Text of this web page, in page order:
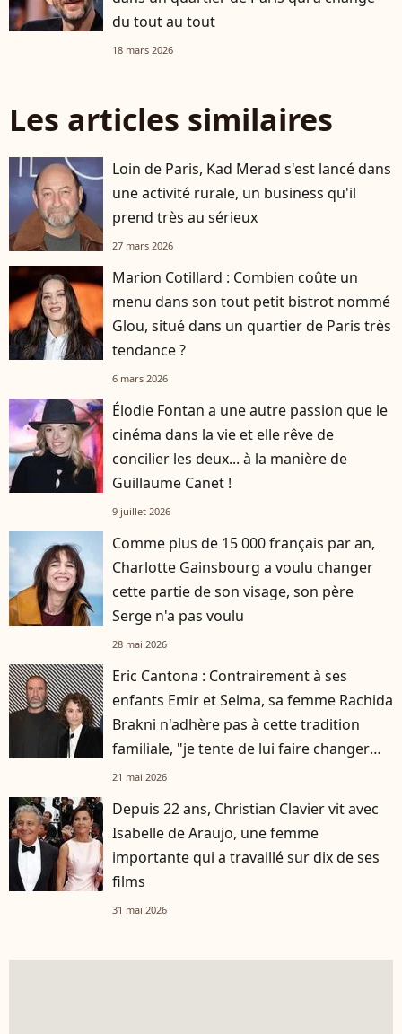
du tout au tout
18 mars 2026
Les articles similaires
Loin de Paris, Kad Merad s'est lancé dans
une activité rurale, un business qu'il
prend très au sérieux
27 mars 2026
Marion Cotillard : Combien coûte un
menu dans son tout petit bistrot nommé
Glou, situé dans un quartier de Paris très
tendance ?
6 mars 2026
Élodie Fontan a une autre passion que le
cinéma dans la vie et elle rêve de
concilier les deux... à la manière de
Guillaume Canet !
9 juillet 2026
Comme plus de 15 000 français par an,
Charlotte Gainsbourg a voulu changer
cette partie de son visage, son père
Serge n'a pas voulu
28 mai 2026
Eric Cantona : Contrairement à ses
enfants Emir et Selma, sa femme Rachida
Brakni n'adhère pas à cette tradition
familiale, "je tente de lui faire changer
d'avis"
21 mai 2026
Depuis 22 ans, Christian Clavier vit avec
Isabelle de Araujo, une femme
importante qui a travaillé sur dix de ses
films
31 mai 2026